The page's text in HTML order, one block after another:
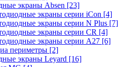
экраны Absen [23]
экраны серии iCon [4]
экраны серии N Plus [7]
экраны серии CR [4]
экраны серии А27 [6]
периметры [2]
экраны Leyard [16]